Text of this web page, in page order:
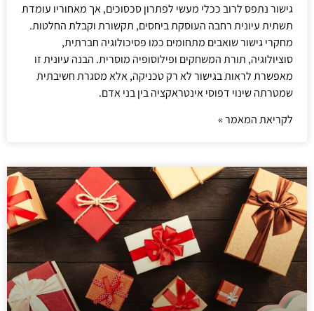
גישור נתפס לרוב ככלי מעשי לפתרון סכסוכים, אך מאחוריו עומדת
תשתית עיונית רחבה העוסקת ביחסים, תקשורת וקבלת החלטות.
מחקרי גישור שואבים מתחומים כמו פסיכולוגיה חברתית,
סוציולוגיה, תורת המשחקים ופילוסופיה מוסרית. הבנה עיונית זו
מאפשרת לראות בגישור לא רק טכניקה, אלא מסגרת חשיבתית
שמטרתה שינוי דפוסי אינטראקציה בין בני אדם.
לקריאת המאמר »